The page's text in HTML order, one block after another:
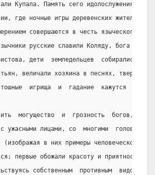
Купала. Память сего идолослужения
где ночные игры деревенских жителей и
совершаются в честь языческого
русские славили Коляду, бога
дети  земледельцев  собирались
величали хозяина в песнях, твердили
игрища  и  гадание  кажутся
могущество  и  грозность  богов,
с ужасными лицами, со  многими  головами.
(изображая в них примеры человеческой
первые обожали красоту и приятность,
собственным  противным  видом